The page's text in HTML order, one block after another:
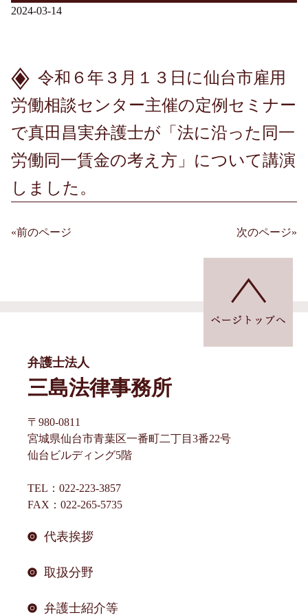
2024-03-14
令和６年３月１３日に仙台市雇用
労働相談センター主催の定例セミナー
で真田昌実弁護士が「法に沿った同一
労働同一賃金の考え方」について講演
しました。
投
«前のページ 次のページ»
弁護士法人
三島法律事務所
〒980-0811
宮城県仙台市青葉区一番町二丁目3番22号
仙台ビルディング5階
TEL：022-223-3857
FAX：022-265-5735
代表挨拶
取扱分野
弁護士紹介等